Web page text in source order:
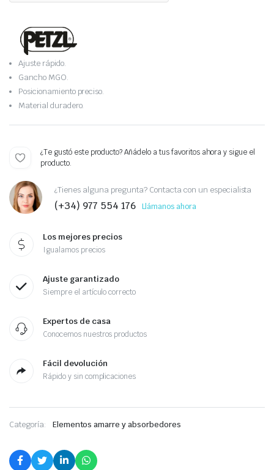
Ajuste rápido.
Gancho MGO.
Posicionamiento preciso.
Material duradero.
¿Te gustó este producto? Añádelo a tus favoritos ahora y sigue el
producto.
¿Tienes alguna pregunta? Contacta con un especialista
(+34) 977 554 176 Llámanos ahora
Los mejores precios
Igualamos precios
Ajuste garantizado
Siempre el artículo correcto
Expertos de casa
Conocemos nuestros productos
Fácil devolución
Rápido y sin complicaciones
Categoría: Elementos amarre y absorbedores